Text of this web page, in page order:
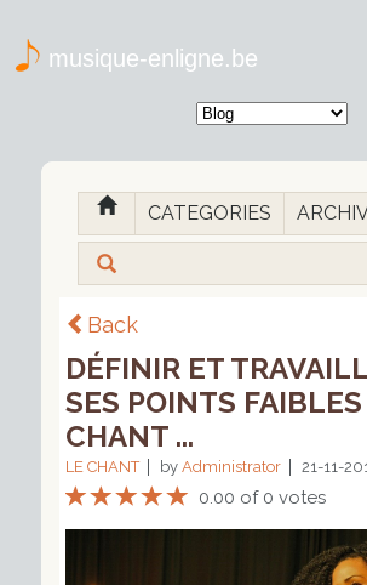
musique-enligne.be
CATEGORIES
Back
DÉFINIR ET
SES POINTS
CHANT ...
LE CHANT by Administrator 21-11-
0.00 of 0 votes